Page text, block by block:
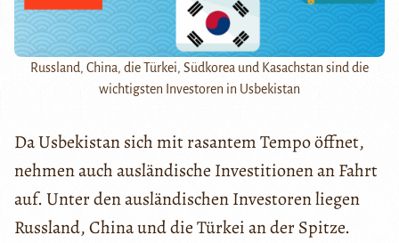
Russland, China, die Türkei, Südkorea und Kasachstan sind die
wichtigsten Investoren in Usbekistan
Da Usbekistan sich mit rasantem Tempo öffnet,
nehmen auch ausländische Investitionen an Fahrt
auf. Unter den ausländischen Investoren liegen
Russland, China und die Türkei an der Spitze.